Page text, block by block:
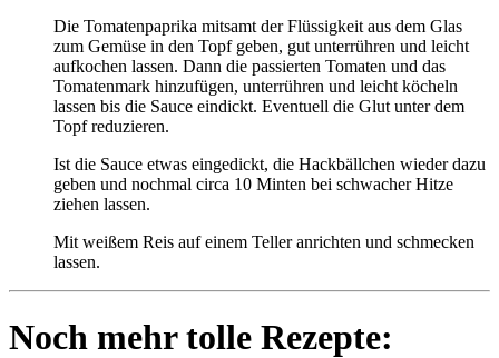
Die Tomatenpaprika mitsamt der Flüssigkeit aus dem Glas
zum Gemüse in den Topf geben, gut unterrühren und leicht
aufkochen lassen. Dann die passierten Tomaten und das
Tomatenmark hinzufügen, unterrühren und leicht köcheln
lassen bis die Sauce eindickt. Eventuell die Glut unter dem
Topf reduzieren.
Ist die Sauce etwas eingedickt, die Hackbällchen wieder dazu
geben und nochmal circa 10 Minten bei schwacher Hitze
ziehen lassen.
Mit weißem Reis auf einem Teller anrichten und schmecken
lassen.
Noch mehr tolle Rezepte: